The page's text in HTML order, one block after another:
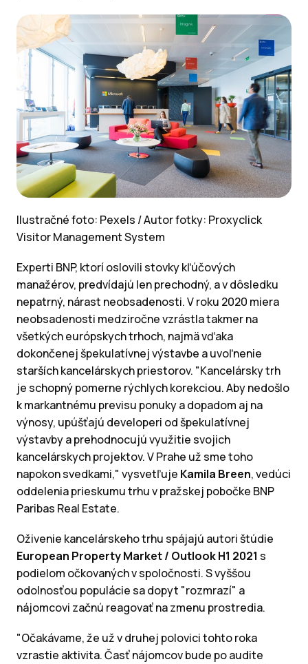
Ilustračné foto: Pexels /Autor fotky: Proxyclick
Visitor Management System
Experti BNP, ktorí oslovili stovky kľúčových
manažérov, predvídajú len prechodný, a v dôsledku
nepatrný, nárast neobsadenosti. V roku 2020 miera
neobsadenosti medziročne vzrástla takmer na
všetkých európskych trhoch, najmä vďaka
dokončenej špekulatívnej výstavbe a uvoľnenie
starších kancelárskych priestorov. "Kancelársky trh
je schopný pomerne rýchlych korekciou. Aby nedošlo
k markantnému previsu ponuky a dopadom aj na
výnosy, upúšťajú developeri od špekulatívnej
výstavby a prehodnocujú využitie svojich
kancelárskych projektov. V Prahe už sme toho
napokon svedkami," vysvetľuje Kamila Breen, vedúci
oddelenia prieskumu trhu v pražskej pobočke BNP
Paribas Real Estate.
Oživenie kancelárskeho trhu spájajú autori štúdie
European Property Market / Outlook H1 2021 s
podielom očkovaných v spoločnosti. S vyššou
odolnosťou populácie sa dopyt "rozmrazí" a
nájomcovi začnú reagovať na zmenu prostredia.
"Očakávame, že už v druhej polovici tohto roka
vzrastie aktivita. Časť nájomcov bude po audite